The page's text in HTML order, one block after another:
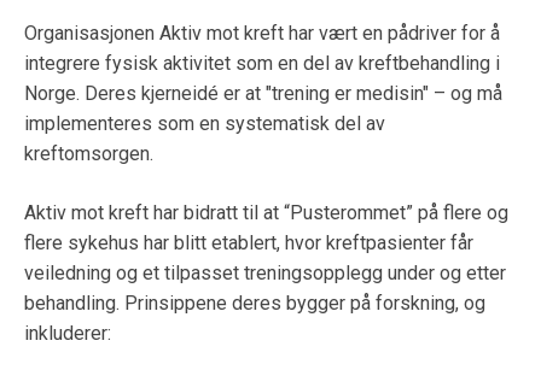
Organisasjonen Aktiv mot kreft har vært en pådriver for å
integrere fysisk aktivitet som en del av kreftbehandling i
Norge. Deres kjerneidé er at "trening er medisin" – og må
implementeres som en systematisk del av
kreftomsorgen.
Aktiv mot kreft har bidratt til at “Pusterommet” på flere og
flere sykehus har blitt etablert, hvor kreftpasienter får
veiledning og et tilpasset treningsopplegg under og etter
behandling. Prinsippene deres bygger på forskning, og
inkluderer: